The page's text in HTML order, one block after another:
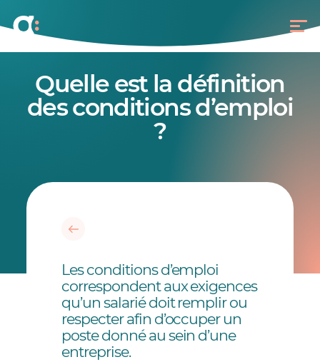
Quelle est la définition
des conditions d’emploi
?
Les conditions d’emploi
correspondent aux exigences
qu’un salarié doit remplir ou
respecter afin d’occuper un
poste donné au sein d’une
entreprise.